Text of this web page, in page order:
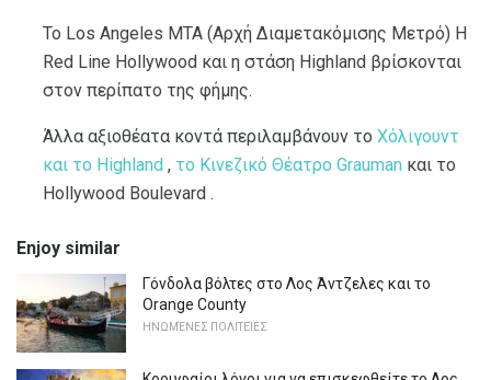
Το Los Angeles MTA (Αρχή Διαμετακόμισης Μετρό) Η
Red Line Hollywood και η στάση Highland βρίσκονται
στον περίπατο της φήμης.
Άλλα αξιοθέατα κοντά περιλαμβάνουν το Χόλιγουντ
και το Highland , το Κινεζικό Θέατρο Grauman και το
Hollywood Boulevard .
Enjoy similar
Γόνδολα βόλτες στο Λος Άντζελες και το
Orange County
ΗΝΩΜΈΝΕΣ ΠΟΛΙΤΕΊΕΣ